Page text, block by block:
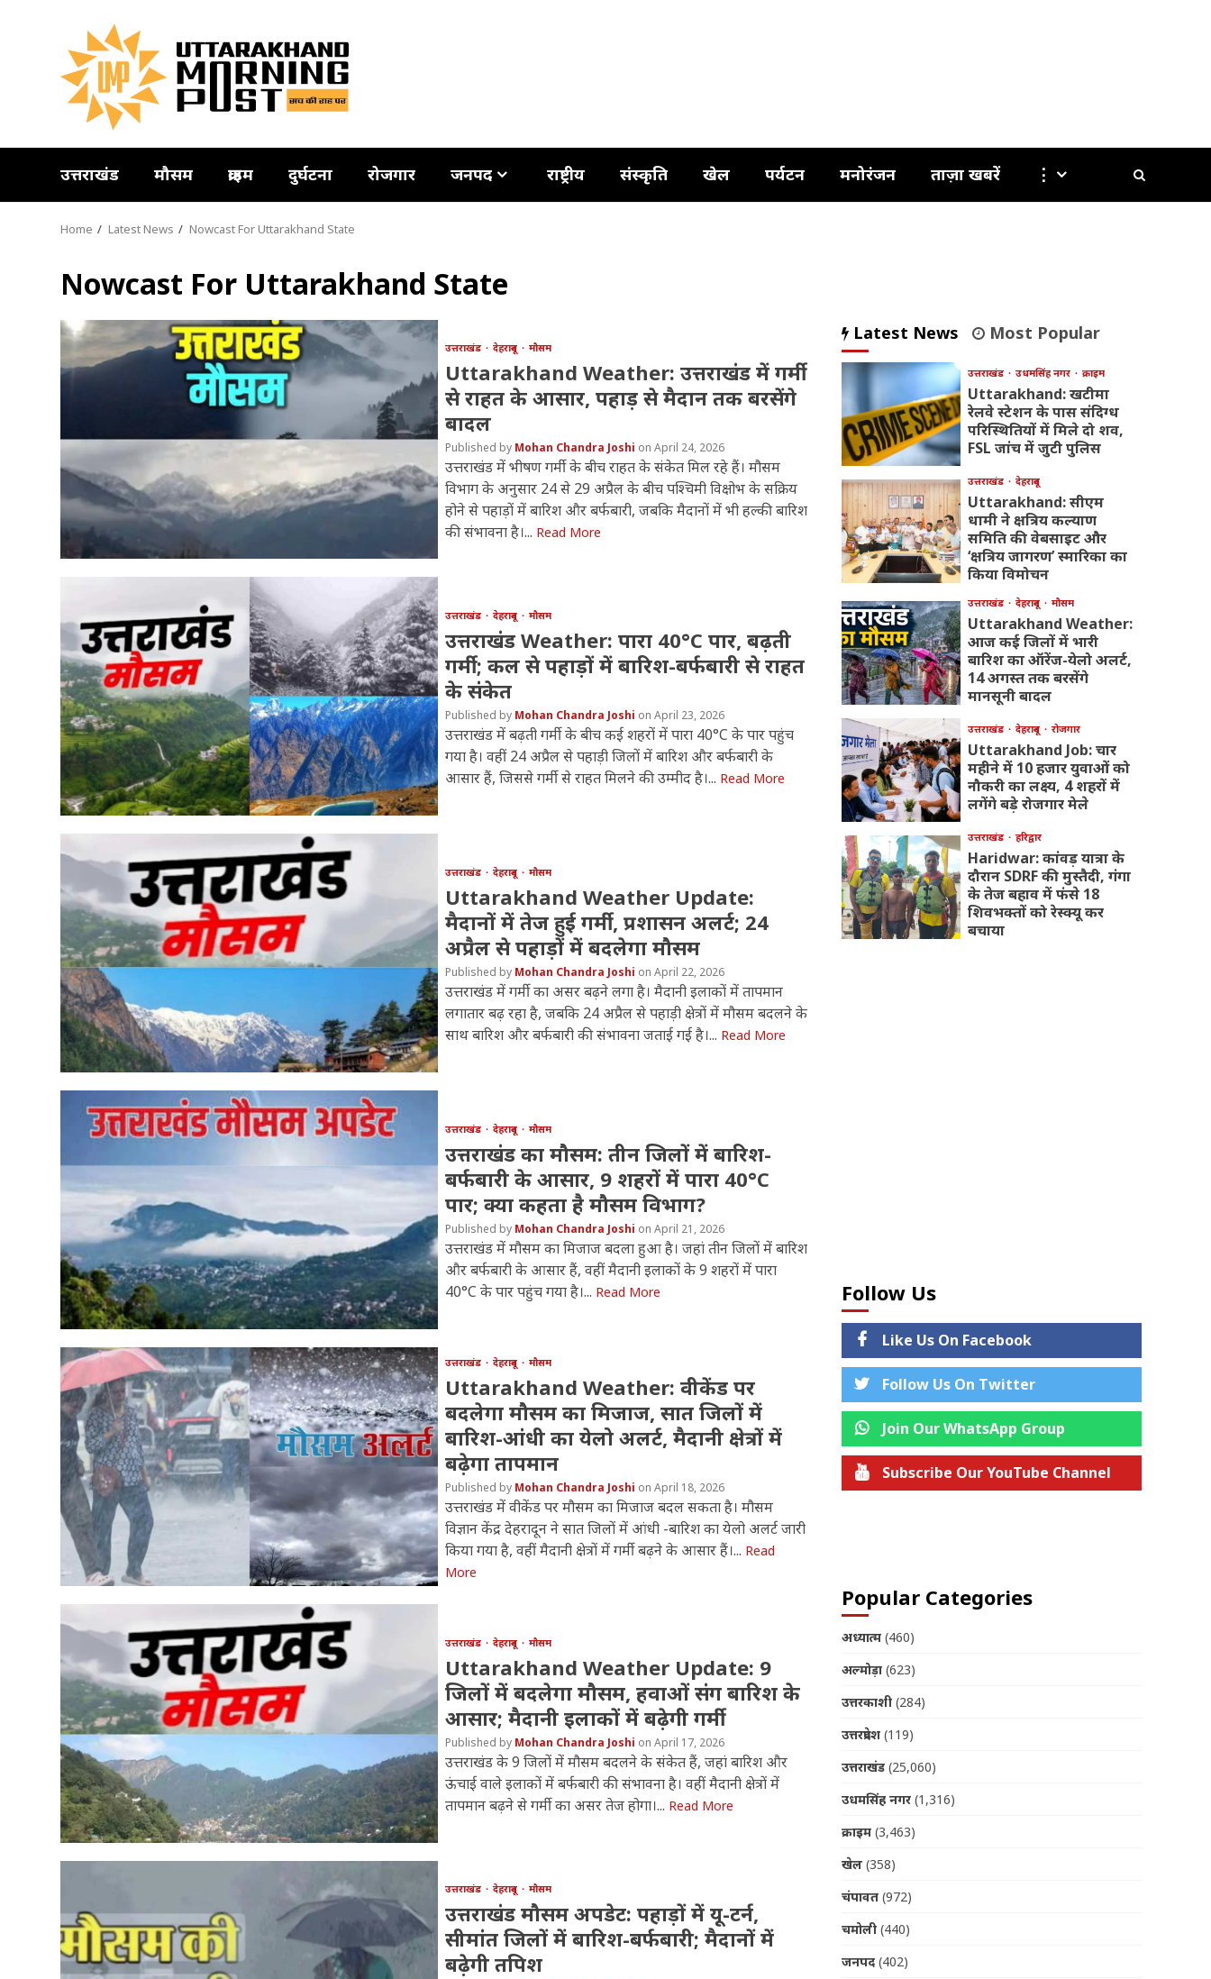
उत्तराखंड मौसम क्राइम दुर्घटना रोजगार जनपद राष्ट्रीय संस्कृति खेल पर्यटन मनोरंजन ताज़ा खबरें ⋮
Home Latest News Nowcast For Uttarakhand State
Nowcast For Uttarakhand State
उत्तराखंड देहरादून मौसम
Uttarakhand Weather: उत्तराखंड में गर्मी
से राहत के आसार, पहाड़ से मैदान तक बरसेंगे
बादल
Mohan Chandra Joshi April 24, 2026
उत्तराखंड में भीषण गर्मी के बीच राहत के संकेत मिल रहे हैं। मौसम
विभाग के अनुसार 24 से 29 अप्रैल के बीच पश्चिमी विक्षोभ के सक्रिय
होने से पहाड़ों में बारिश और बर्फबारी, जबकि मैदानों में भी हल्की बारिश
की संभावना है।... Read More
उत्तराखंड देहरादून मौसम
उत्तराखंड Weather: पारा 40°C पार, बढ़ती
गर्मी; कल से पहाड़ों में बारिश-बर्फबारी से राहत
के संकेत
Mohan Chandra Joshi April 23, 2026
उत्तराखंड में बढ़ती गर्मी के बीच कई शहरों में पारा 40°C के पार पहुंच
गया है। वहीं 24 अप्रैल से पहाड़ी जिलों में बारिश और बर्फबारी के
आसार हैं, जिससे गर्मी से राहत मिलने की उम्मीद है।... Read More
उत्तराखंड देहरादून मौसम
Uttarakhand Weather Update:
मैदानों में तेज हुई गर्मी, प्रशासन अलर्ट; 24
अप्रैल से पहाड़ों में बदलेगा मौसम
Mohan Chandra Joshi April 22, 2026
उत्तराखंड में गर्मी का असर बढ़ने लगा है। मैदानी इलाकों में तापमान
लगातार बढ़ रहा है, जबकि 24 अप्रैल से पहाड़ी क्षेत्रों में मौसम बदलने के
साथ बारिश और बर्फबारी की संभावना जताई गई है।... Read More
उत्तराखंड देहरादून मौसम
उत्तराखंड का मौसम: तीन जिलों में बारिश-
बर्फबारी के आसार, 9 शहरों में पारा 40°C
पार; क्या कहता है मौसम विभाग?
Mohan Chandra Joshi April 21, 2026
उत्तराखंड में मौसम का मिजाज बदला हुआ है। जहां तीन जिलों में बारिश
और बर्फबारी के आसार हैं, वहीं मैदानी इलाकों के 9 शहरों में पारा
40°C के पार पहुंच गया है।... Read More
उत्तराखंड देहरादून मौसम
Uttarakhand Weather: वीकेंड पर
बदलेगा मौसम का मिजाज, सात जिलों में
बारिश-आंधी का येलो अलर्ट, मैदानी क्षेत्रों में
बढ़ेगा तापमान
Mohan Chandra Joshi April 18, 2026
उत्तराखंड में वीकेंड पर मौसम का मिजाज बदल सकता है। मौसम
विज्ञान केंद्र देहरादून ने सात जिलों में आंधी -बारिश का येलो अलर्ट जारी
किया गया है, वहीं मैदानी क्षेत्रों में गर्मी बढ़ने के आसार हैं।... Read
More
उत्तराखंड देहरादून मौसम
Uttarakhand Weather Update: 9
जिलों में बदलेगा मौसम, हवाओं संग बारिश के
आसार; मैदानी इलाकों में बढ़ेगी गर्मी
Mohan Chandra Joshi April 17, 2026
उत्तराखंड के 9 जिलों में मौसम बदलने के संकेत हैं, जहां बारिश और
ऊंचाई वाले इलाकों में बर्फबारी की संभावना है। वहीं मैदानी क्षेत्रों में
तापमान बढ़ने से गर्मी का असर तेज होगा।... Read More
उत्तराखंड देहरादून मौसम
उत्तराखंड मौसम अपडेट: पहाड़ों में यू-टर्न,
सीमांत जिलों में बारिश-बर्फबारी; मैदानों में
बढ़ेगी तपिश
Latest News Most Popular
उत्तराखंड उधमसिंह नगर क्राइम
Uttarakhand: खटीमा
रेलवे स्टेशन के पास संदिग्ध
परिस्थितियों में मिले दो शव,
FSL जांच में जुटी पुलिस
उत्तराखंड देहरादून
Uttarakhand: सीएम
धामी ने क्षत्रिय कल्याण
समिति की वेबसाइट और
‘क्षत्रिय जागरण’ स्मारिका का
किया विमोचन
उत्तराखंड देहरादून मौसम
Uttarakhand Weather:
आज कई जिलों में भारी
बारिश का ऑरेंज-येलो अलर्ट,
14 अगस्त तक बरसेंगे
मानसूनी बादल
उत्तराखंड देहरादून रोजगार
Uttarakhand Job: चार
महीने में 10 हजार युवाओं को
नौकरी का लक्ष्य, 4 शहरों में
लगेंगे बड़े रोजगार मेले
उत्तराखंड हरिद्वार
Haridwar: कांवड़ यात्रा के
दौरान SDRF की मुस्तैदी, गंगा
के तेज बहाव में फंसे 18
शिवभक्तों को रेस्क्यू कर
बचाया
Follow Us
Like Us On Facebook
Follow Us On Twitter
Join Our WhatsApp Group
Subscribe Our YouTube Channel
Popular Categories
अध्यात्म(460)
अल्मोड़ा(623)
उत्तरकाशी(284)
उत्तरप्रदेश(119)
उत्तराखंड(25,060)
उधमसिंह नगर(1,316)
क्राइम(3,463)
खेल(358)
चंपावत(972)
चमोली(440)
जनपद(402)